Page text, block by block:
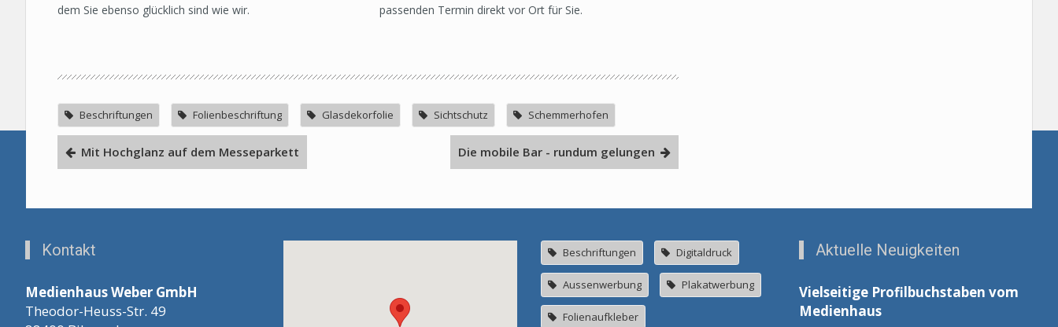
dem Sie ebenso glücklich sind wie wir.
passenden Termin direkt vor Ort für Sie.
Beschriftungen Folienbeschriftung Glasdekorfolie Sichtschutz Schemmerhofen
Mit Hochglanz auf dem Messeparkett Die mobile Bar - rundum gelungen
Kontakt
Medienhaus Weber GmbH
Theodor-Heuss-Str. 49
Beschriftungen Digitaldruck
Aussenwerbung Plakatwerbung
Folienaufkleber
Aktuelle Neuigkeiten
Vielseitige Profilbuchstaben vom
Medienhaus